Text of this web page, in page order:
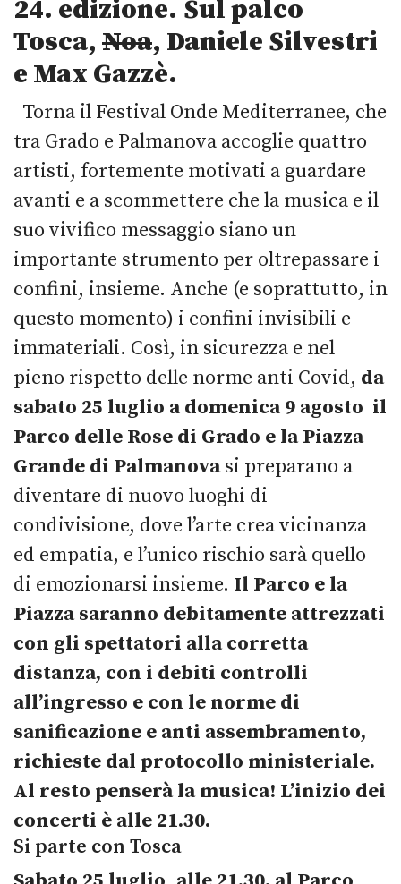
24. edizione. Sul palco
Tosca, Noa, Daniele Silvestri
e Max Gazzè.
Torna il Festival Onde Mediterranee, che
tra Grado e Palmanova accoglie quattro
artisti, fortemente motivati a guardare
avanti e a scommettere che la musica e il
suo vivifico messaggio siano un
importante strumento per oltrepassare i
confini, insieme. Anche (e soprattutto, in
questo momento) i confini invisibili e
immateriali. Così, in sicurezza e nel
pieno rispetto delle norme anti Covid, da
sabato 25 luglio a domenica 9 agosto il
Parco delle Rose di Grado e la Piazza
Grande di Palmanovasi preparano a
diventare di nuovo luoghi di
condivisione, dove l’arte crea vicinanza
ed empatia, e l’unico rischio sarà quello
di emozionarsi insieme. Il Parco e la
Piazza saranno debitamente attrezzati
con gli spettatori alla corretta
distanza, con i debiti controlli
all’ingresso e con le norme di
sanificazione e anti assembramento,
richieste dal protocollo ministeriale.
Al resto penserà la musica! L’inizio dei
concerti è alle 21.30.
Si parte con Tosca